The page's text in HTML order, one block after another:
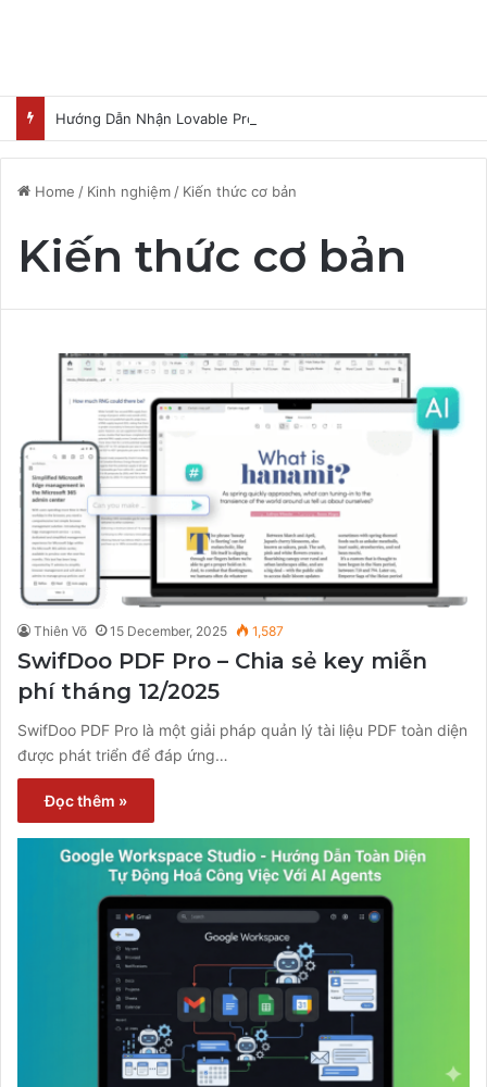
Hướng Dẫn Nhận Lovable Pro 3 Tháng Miễn Phí
Home / Kinh nghiệm / Kiến thức cơ bản
Kiến thức cơ bản
Thiên Võ 15 December, 2025 1,587
SwifDoo PDF Pro – Chia sẻ key miễn
phí tháng 12/2025
SwifDoo PDF Pro là một giải pháp quản lý tài liệu PDF toàn diện
được phát triển để đáp ứng…
Đọc thêm »